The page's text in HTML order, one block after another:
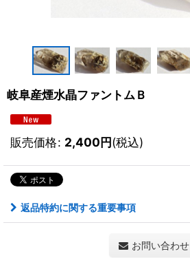
岐阜産煙水晶ファントムＢ
販売価格: 2,400円(税込)
返品特約に関する重要事項
お問い合わせ